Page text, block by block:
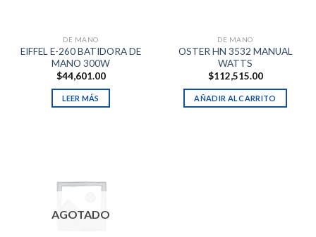
DE MANO
EIFFEL E-260 BATIDORA DE
MANO 300W
$44,601.00
LEER MÁS
DE MANO
OSTER HN 3532 MANUAL
WATTS
$112,515.00
AÑADIR AL CARRITO
AGOTADO